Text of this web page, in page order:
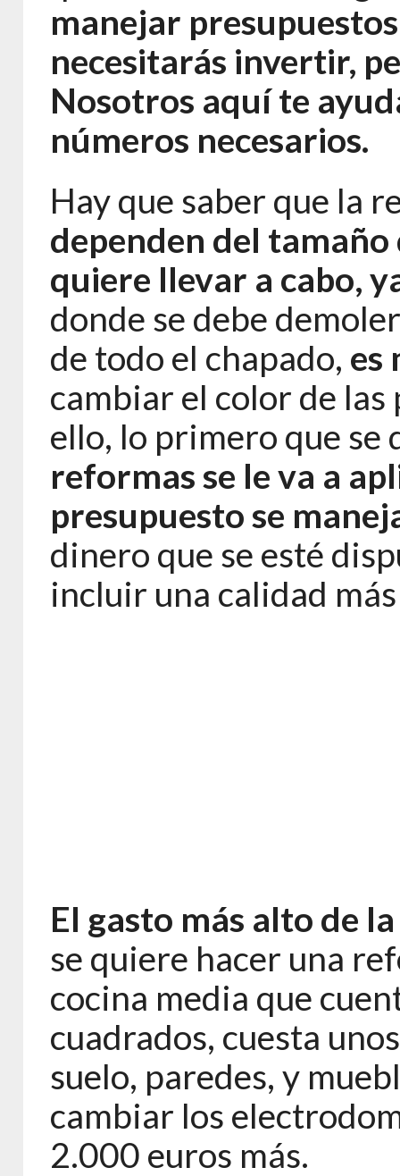
manejar
necesitarás invertir,
Nosotros aquí te
números necesarios.
Hay que saber que la
dependen del tamaño
quiere llevar a cabo,
donde se debe
de todo el chapado, es
cambiar el color de las
ello, lo primero que se
reformas se le va a
presupuesto se
dinero que se esté
incluir una calidad
El gasto más alto de
se quiere hacer una
cocina media que
cuadrados, cuesta
suelo, paredes, y
cambiar los
2.000 euros más.